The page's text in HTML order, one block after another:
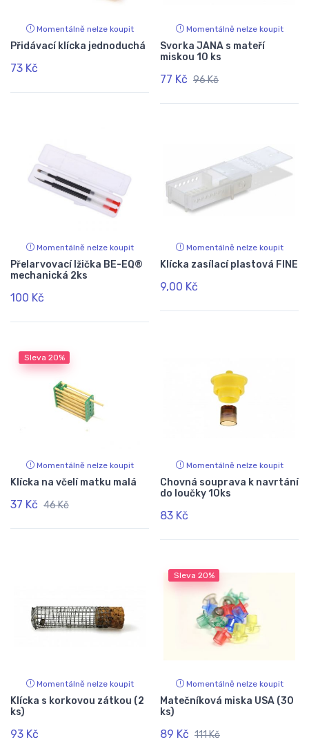
Momentálně nelze koupit
Přidávací klícka jednoduchá
73 Kč
Momentálně nelze koupit
Svorka JANA s mateří
miskou 10 ks
77 Kč 96 Kč
Momentálně nelze koupit
Přelarvovací lžička BE-EQ®
mechanická 2ks
100 Kč
Momentálně nelze koupit
Klícka zasílací plastová FINE
9,00 Kč
Sleva 20%
Momentálně nelze koupit
Klícka na včelí matku malá
37 Kč 46 Kč
Momentálně nelze koupit
Chovná souprava k navrtání
do loučky 10ks
83 Kč
Momentálně nelze koupit
Klícka s korkovou zátkou (2
ks)
93 Kč
Sleva 20%
Momentálně nelze koupit
Matečníková miska USA (30
ks)
89 Kč 111 Kč